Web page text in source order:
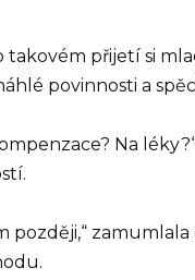
takovém přijetí si
povinnosti a
Na
později,“